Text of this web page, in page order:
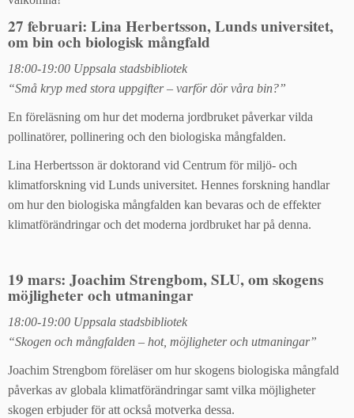
27 februari: Lina Herbertsson, Lunds universitet,
om bin och biologisk mångfald
18:00-19:00 Uppsala stadsbibliotek
“Små kryp med stora uppgifter – varför dör våra bin?”
En föreläsning om hur det moderna jordbruket påverkar vilda
pollinatörer, pollinering och den biologiska mångfalden.
Lina Herbertsson är doktorand vid Centrum för miljö- och
klimatforskning vid Lunds universitet. Hennes forskning handlar
om hur den biologiska mångfalden kan bevaras och de effekter
klimatförändringar och det moderna jordbruket har på denna.
19 mars: Joachim Strengbom, SLU, om skogens
möjligheter och utmaningar
18:00-19:00 Uppsala stadsbibliotek
“Skogen och mångfalden – hot, möjligheter och utmaningar”
Joachim Strengbom föreläser om hur skogens biologiska mångfald
påverkas av globala klimatförändringar samt vilka möjligheter
skogen erbjuder för att också motverka dessa.